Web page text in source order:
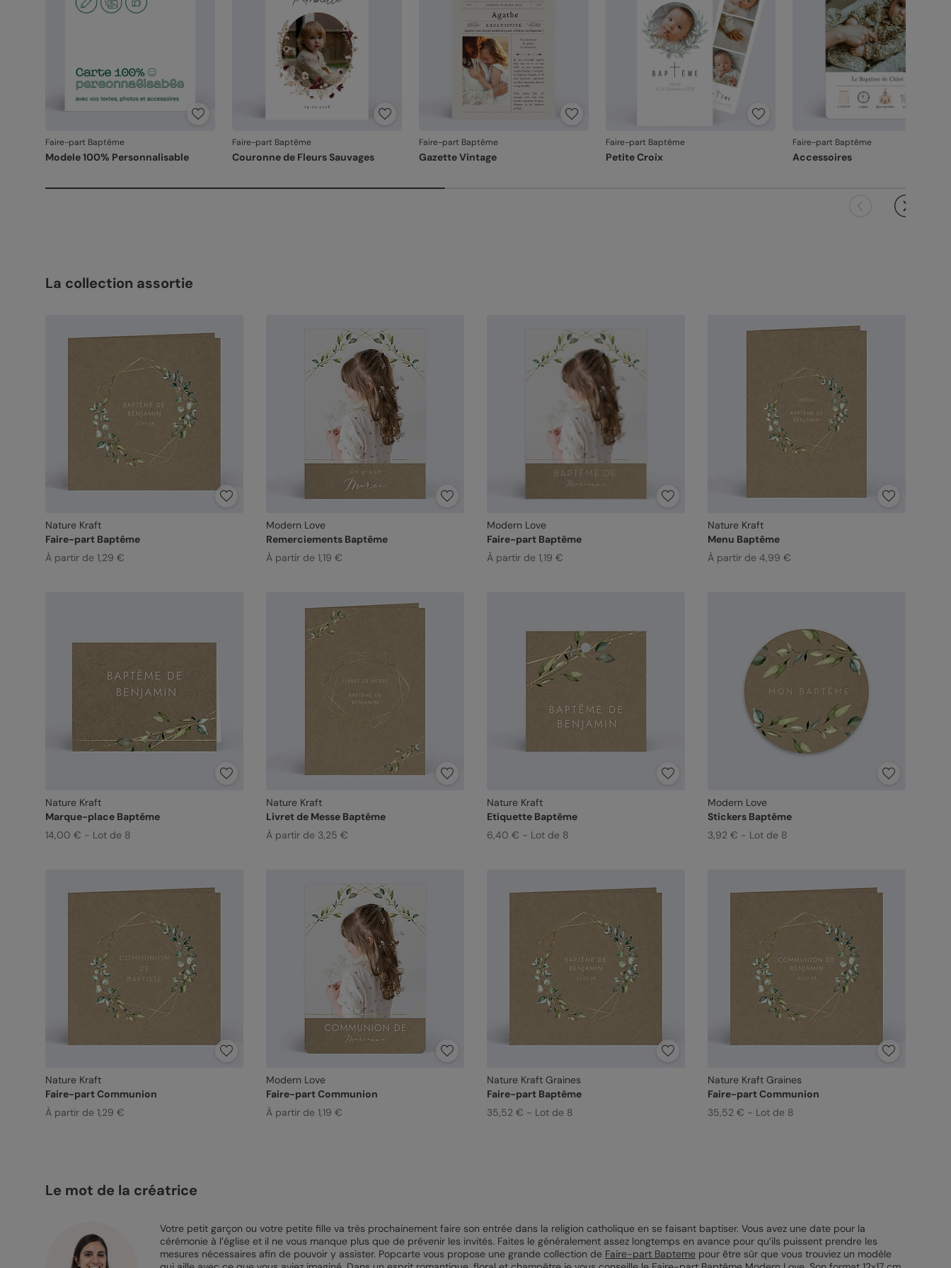
Faire-part Baptême
Modele 100% Personnalisable
Faire-part Baptême
Couronne de Fleurs Sauvages
Faire-part Baptême
Gazette Vintage
Faire-part Baptême
Petite Croix
Faire-part Baptême
Accessoires
La collection assortie
Nature Kraft
Faire-part Baptême
À partir de 1,29 €
Modern Love
Remerciements Baptême
À partir de 1,19 €
Modern Love
Faire-part Baptême
À partir de 1,19 €
Nature Kraft
Menu Baptême
À partir de 4,99 €
Nature Kraft
Marque-place Baptême
14,00 € - Lot de 8
Nature Kraft
Livret de Messe Baptême
À partir de 3,25 €
Nature Kraft
Etiquette Baptême
6,40 € - Lot de 8
Modern Love
Stickers Baptême
3,92 € - Lot de 8
Nature Kraft
Faire-part Communion
À partir de 1,29 €
Modern Love
Faire-part Communion
À partir de 1,19 €
Nature Kraft Graines
Faire-part Baptême
35,52 € - Lot de 8
Nature Kraft Graines
Faire-part Communion
35,52 € - Lot de 8
Le mot de la créatrice
Votre petit garçon ou votre petite fille va très prochainement faire son entrée dans la religion catholique en se faisant baptiser. Vous avez une date pour la
cérémonie à l’église et il ne vous manque plus que de prévenir les invités. Faites le généralement assez longtemps en avance pour qu’ils puissent prendre les
mesures nécessaires afin de pouvoir y assister. Popcarte vous propose une grande collection de Faire-part Baptemepour être sûr que vous trouviez un modèle